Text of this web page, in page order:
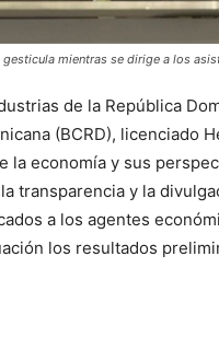
mientras se dirige a los
de la República
(BCRD), licenciado
economía y sus
transparencia y la
a los agentes
los resultados